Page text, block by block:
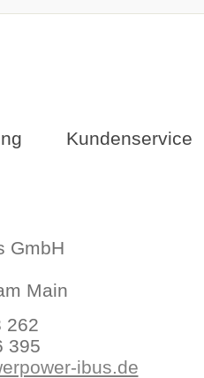
Kundenservice
GmbH
Main
262
395
ibus.de